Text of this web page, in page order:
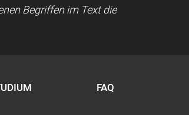
Begriffen im Text die
FAQ